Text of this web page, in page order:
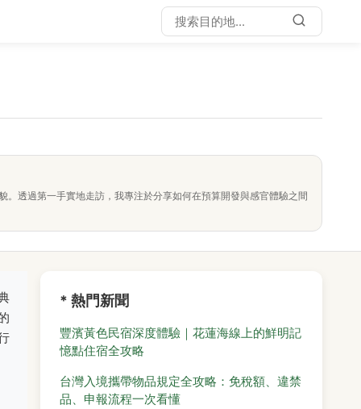
透過第一手實地走訪，我專注於分享如何在預算開發與感官體驗之間
* 熱門新聞
豐濱黃色民宿深度體驗｜花蓮海線上的鮮明記
憶點住宿全攻略
台灣入境攜帶物品規定全攻略：免稅額、違禁
品、申報流程一次看懂